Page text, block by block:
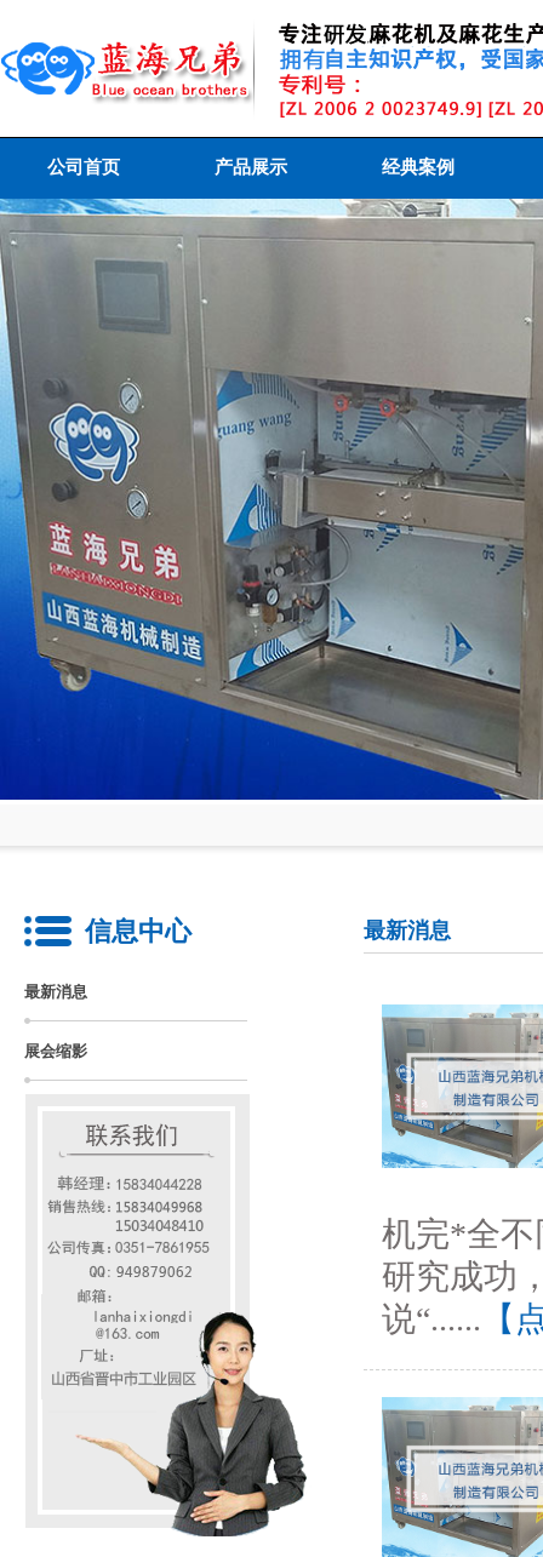
公司首页 产品展示 经典案例
信息中心
最新消息
展会缩影
最新消息
机完*全
研究成功
说“...... 【